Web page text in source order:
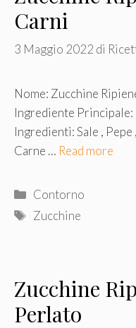
Carni
3 Maggio 2022 di
Nome: Zucchine
Ingrediente
Ingredienti: Sale ,
Carne … Read more
Categorie
Contorno
Tag
Zucchine
Zucchine
Perlato